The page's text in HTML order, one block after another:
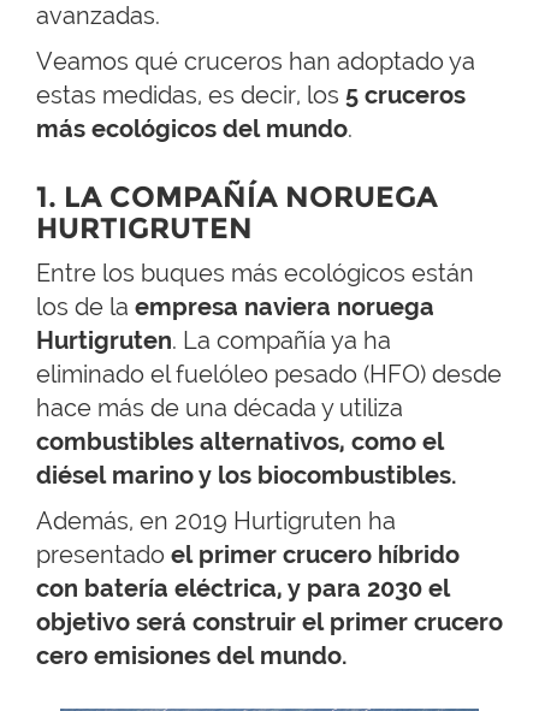
avanzadas.
Veamos qué cruceros han adoptado ya
estas medidas, es decir, los 5 cruceros
más ecológicos del mundo.
1. LA COMPAÑÍA NORUEGA
HURTIGRUTEN
Entre los buques más ecológicos están
los de la empresa naviera noruega
Hurtigruten. La compañía ya ha
eliminado el fuelóleo pesado (HFO) desde
hace más de una década y utiliza
combustibles alternativos, como el
diésel marino y los biocombustibles.
Además, en 2019 Hurtigruten ha
presentado el primer crucero híbrido
con batería eléctrica, y para 2030 el
objetivo será construir el primer crucero
cero emisiones del mundo.